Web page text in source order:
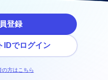
登録
IDでログイン
の方はこちら